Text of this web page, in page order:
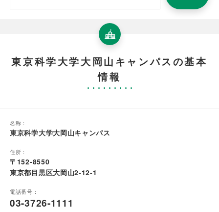
東京科学大学大岡山キャンパスの基本
情報
名称：
東京科学大学大岡山キャンパス
住所：
〒152-8550
東京都目黒区大岡山2-12-1
電話番号：
03-3726-1111